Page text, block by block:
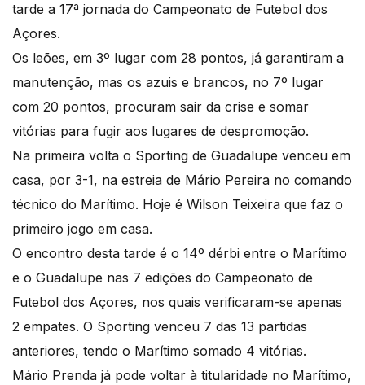
tarde a 17ª jornada do Campeonato de Futebol dos
Açores.
Os leões, em 3º lugar com 28 pontos, já garantiram a
manutenção, mas os azuis e brancos, no 7º lugar
com 20 pontos, procuram sair da crise e somar
vitórias para fugir aos lugares de despromoção.
Na primeira volta o Sporting de Guadalupe venceu em
casa, por 3-1, na estreia de Mário Pereira no comando
técnico do Marítimo. Hoje é Wilson Teixeira que faz o
primeiro jogo em casa.
O encontro desta tarde é o 14º dérbi entre o Marítimo
e o Guadalupe nas 7 edições do Campeonato de
Futebol dos Açores, nos quais verificaram-se apenas
2 empates. O Sporting venceu 7 das 13 partidas
anteriores, tendo o Marítimo somado 4 vitórias.
Mário Prenda já pode voltar à titularidade no Marítimo,